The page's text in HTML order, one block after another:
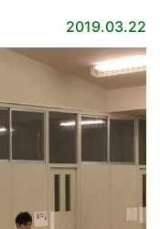
2019.03.22